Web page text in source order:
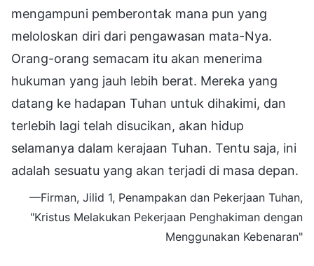
mengampuni pemberontak mana pun yang
meloloskan diri dari pengawasan mata-Nya.
Orang-orang semacam itu akan menerima
hukuman yang jauh lebih berat. Mereka yang
datang ke hadapan Tuhan untuk dihakimi, dan
terlebih lagi telah disucikan, akan hidup
selamanya dalam kerajaan Tuhan. Tentu saja, ini
adalah sesuatu yang akan terjadi di masa depan.
—Firman, Jilid 1, Penampakan dan Pekerjaan Tuhan,
"Kristus Melakukan Pekerjaan Penghakiman dengan
Menggunakan Kebenaran"